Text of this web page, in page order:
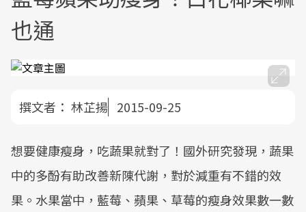
也通
撰文者： 林芷揚 2015-09-25
想要健康瘦身，吃蔬果就對了！國外研究發現，蔬果
中的多酚有助改善新陳代謝，對於減重有不錯的效
果。水果當中，藍莓、蘋果、草莓的瘦身效果數一數